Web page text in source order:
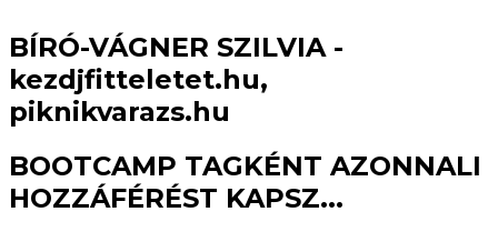
BÍRÓ-VÁGNER SZILVIA -
kezdjfitteletet.hu,
piknikvarazs.hu
BOOTCAMP TAGKÉNT AZONNALI
HOZZÁFÉRÉST KAPSZ...